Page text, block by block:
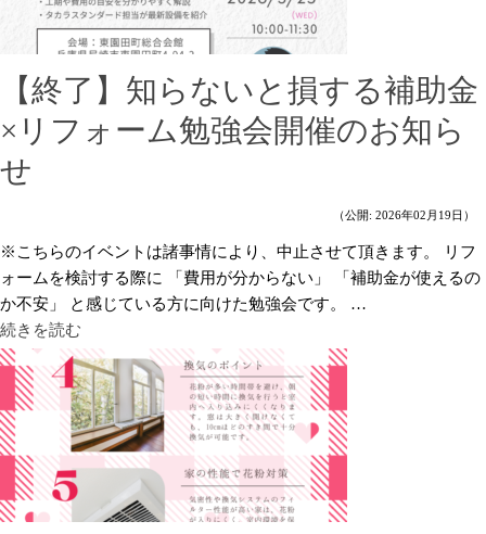
【終了】知らないと損する補助金
×リフォーム勉強会開催のお知ら
せ
（公開: 2026年02月19日）
※こちらのイベントは諸事情により、中止させて頂きます。 リフ
ォームを検討する際に 「費用が分からない」 「補助金が使えるの
か不安」 と感じている方に向けた勉強会です。 …
続きを読む